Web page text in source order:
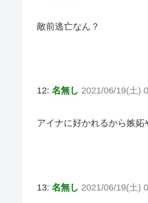
敵前逃亡なん？
12: 名無し 2021/06/19(土)
アイナに好かれるから嫉妬
13: 名無し 2021/06/19(土)